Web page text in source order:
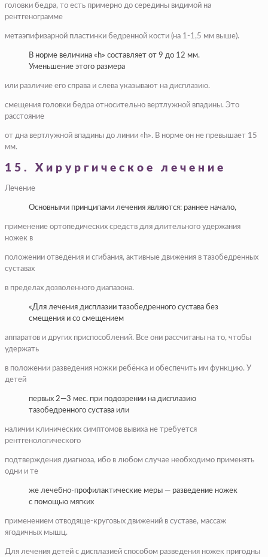
головки бедра, то есть примерно до середины видимой на
рентгенограмме
метаэпифизарной пластинки бедренной кости (на 1-1,5 мм выше).
В норме величина «h» составляет от 9 до 12 мм.
Уменьшение этого размера
или различие его справа и слева указывают на дисплазию.
смещения головки бедра относительно вертлужной впадины. Это
расстояние
от дна вертлужной впадины до линии «h». В норме он не превышает 15
мм.
15. Хирургическое лечение
Лечение
Основными принципами лечения являются: раннее начало,
применение ортопедических средств для длительного удержания
ножек в
положении отведения и сгибания, активные движения в тазобедренных
суставах
в пределах дозволенного диапазона.
«Для лечения дисплазии тазобедренного сустава без
смещения и со смещением
аппаратов и других приспособлений. Все они рассчитаны на то, чтобы
удержать
в положении разведения ножки ребёнка и обеспечить им функцию. У
детей
первых 2—3 мес. при подозрении на дисплазию
тазобедренного сустава или
наличии клинических симптомов вывиха не требуется
рентгенологического
подтверждения диагноза, ибо в любом случае необходимо применять
одни и те
же лечебно-профилактические меры — разведение ножек
с помощью мягких
применением отводяще-круговых движений в суставе, массаж
ягодичных мышц.
Для лечения детей с дисплазией способом разведения ножек пригодны